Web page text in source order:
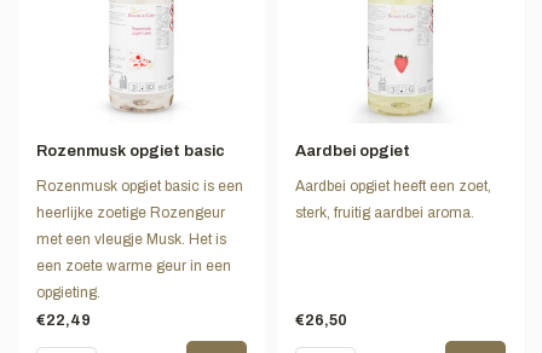
Rozenmusk opgiet basic
Rozenmusk opgiet basic is een
heerlijke zoetige Rozengeur
met een vleugje Musk. Het is
een zoete warme geur in een
opgieting.
€22,49
Aardbei opgiet
Aardbei opgiet heeft een zoet,
sterk, fruitig aardbei aroma.
€26,50